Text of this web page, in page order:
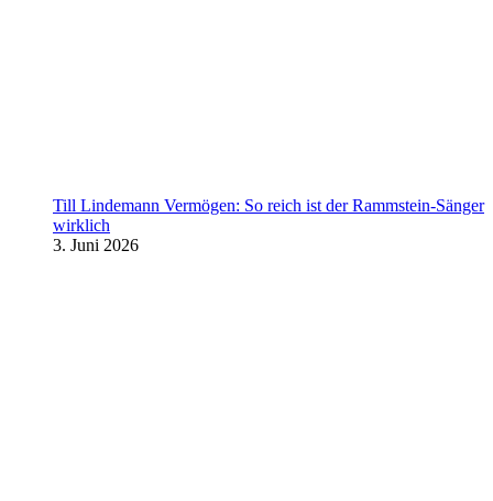
Till Lindemann Vermögen: So reich ist der Rammstein-Sänger
wirklich
3. Juni 2026